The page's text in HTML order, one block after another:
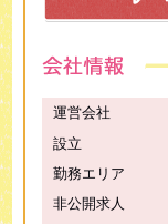
運営会社
設立
勤務エリア
非公開求人